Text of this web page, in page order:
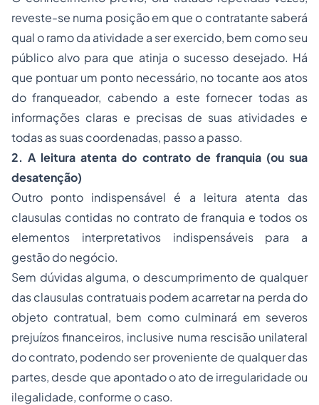
reveste-se numa posição em que o contratante saberá
qual o ramo da atividade a ser exercido, bem como seu
público alvo para que atinja o sucesso desejado. Há
que pontuar um ponto necessário, no tocante aos atos
do franqueador, cabendo a este fornecer todas as
informações claras e precisas de suas atividades e
todas as suas coordenadas, passo a passo.
2. A leitura atenta do contrato de franquia (ou sua
desatenção)
Outro ponto indispensável é a leitura atenta das
clausulas contidas no contrato de franquia e todos os
elementos interpretativos indispensáveis para a
gestão do negócio.
Sem dúvidas alguma, o descumprimento de qualquer
das clausulas contratuais podem acarretar na perda do
objeto contratual, bem como culminará em severos
prejuízos financeiros, inclusive numa rescisão unilateral
do contrato, podendo ser proveniente de qualquer das
partes, desde que apontado o ato de irregularidade ou
ilegalidade, conforme o caso.